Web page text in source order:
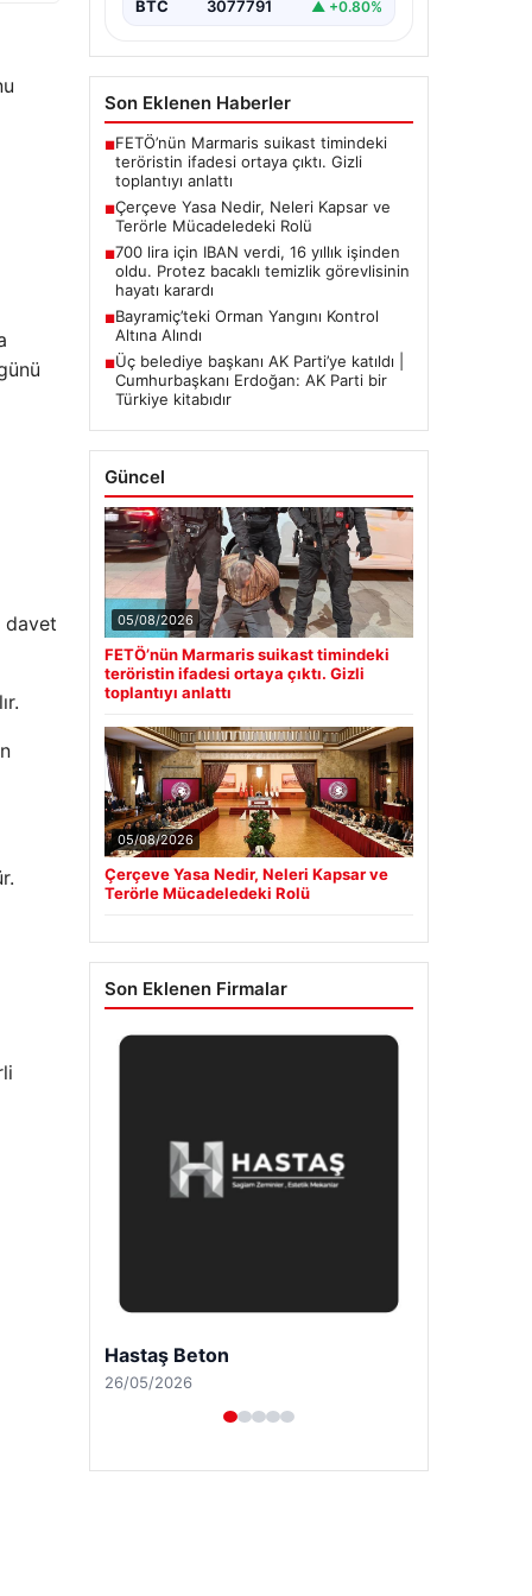
davet
BTC 3077791 ▲ +0.80%
Son Eklenen Haberler
■FETÖ’nün Marmaris suikast timindeki
teröristin ifadesi ortaya çıktı. Gizli
toplantıyı anlattı
■Çerçeve Yasa Nedir, Neleri Kapsar ve
Terörle Mücadeledeki Rolü
■700 lira için IBAN verdi, 16 yıllık işinden
oldu. Protez bacaklı temizlik görevlisinin
hayatı karardı
■Bayramiç’teki Orman Yangını Kontrol
Altına Alındı
■Üç belediye başkanı AK Parti’ye katıldı |
Cumhurbaşkanı Erdoğan: AK Parti bir
Türkiye kitabıdır
Güncel
05/08/2026
FETÖ’nün Marmaris suikast timindeki
teröristin ifadesi ortaya çıktı. Gizli
toplantıyı anlattı
05/08/2026
Çerçeve Yasa Nedir, Neleri Kapsar ve
Terörle Mücadeledeki Rolü
Son Eklenen Firmalar
Enes Kaplan Avukatlık Bürosu
28/04/2026